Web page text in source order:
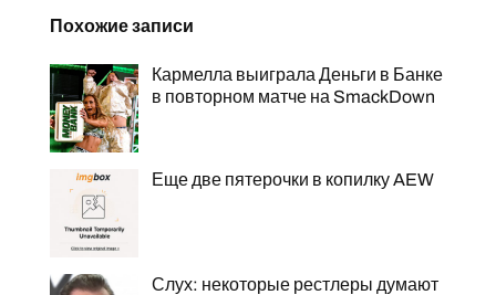
Похожие записи
Кармелла выиграла Деньги в Банке
в повторном матче на SmackDown
Еще две пятерочки в копилку AEW
Слух: некоторые рестлеры думают